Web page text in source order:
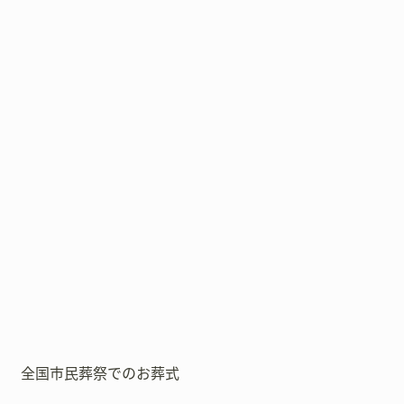
全国市民葬祭でのお葬式